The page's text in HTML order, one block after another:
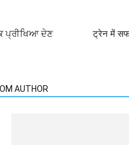
ਪ੍ਰੀਖਿਆ ਦੇਣ
ट्रेन में
AUTHOR